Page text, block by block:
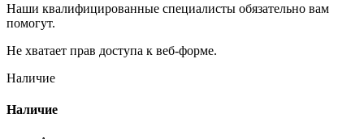
Наши квалифицированные специалисты обязательно вам
помогут.
Не хватает прав доступа к веб-форме.
Наличие
Наличие